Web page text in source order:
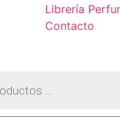
Librería
Contacto